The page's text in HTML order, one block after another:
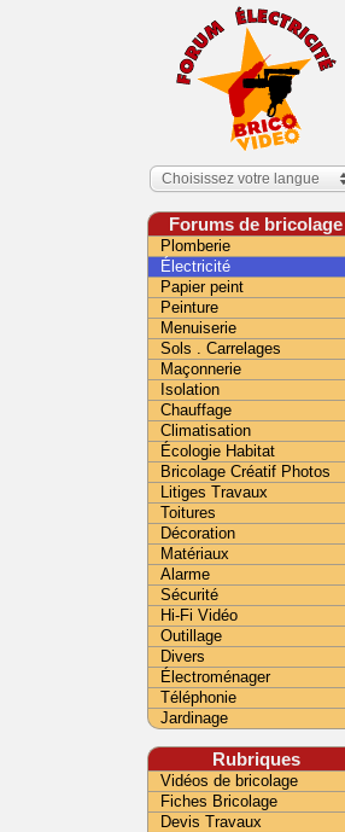
Choisissez votre langue
Forums de bricolage
Plomberie
Électricité
Papier peint
Peinture
Menuiserie
Sols . Carrelages
Maçonnerie
Isolation
Chauffage
Climatisation
Écologie Habitat
Bricolage Créatif Photos
Litiges Travaux
Toitures
Décoration
Matériaux
Alarme
Sécurité
Hi-Fi Vidéo
Outillage
Divers
Électroménager
Téléphonie
Jardinage
Rubriques
Vidéos de bricolage
Fiches Bricolage
Devis Travaux